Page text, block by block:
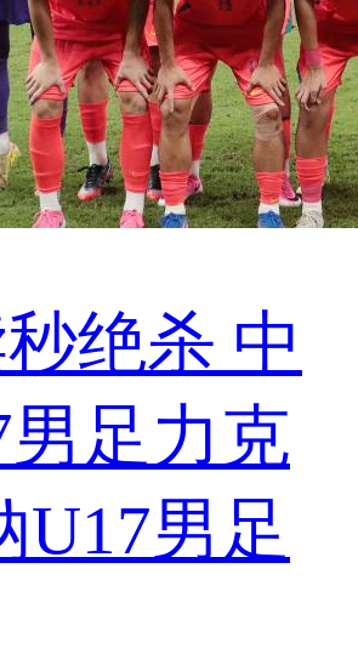
绝杀 中
男足力克
U17男足